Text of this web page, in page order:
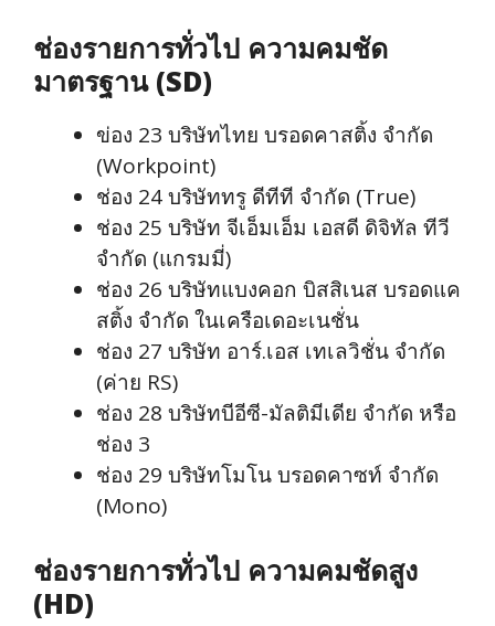
ช่องรายการทั่วไป ความคมชัด
มาตรฐาน (SD)
ข่อง 23 บริษัทไทย บรอดคาสติ้ง จำกัด
(Workpoint)
ช่อง 24 บริษัททรู ดีทีที จำกัด (True)
ช่อง 25 บริษัท จีเอ็มเอ็ม เอสดี ดิจิทัล ทีวี
จำกัด (แกรมมี่)
ช่อง 26 บริษัทแบงคอก บิสสิเนส บรอดแค
สติ้ง จำกัด ในเครือเดอะเนชั่น
ช่อง 27 บริษัท อาร์.เอส เทเลวิชั่น จำกัด
(ค่าย RS)
ช่อง 28 บริษัทบีอีซี-มัลติมีเดีย จำกัด หรือ
ช่อง 3
ช่อง 29 บริษัทโมโน บรอดคาซท์ จำกัด
(Mono)
ช่องรายการทั่วไป ความคมชัดสูง
(HD)